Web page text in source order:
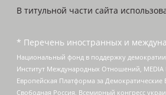
В титульной части сайта
* Перечень иностранных и
Национальный фонд в поддержку
Институт Международных Отношений, MEDIA
Европейская Платформа за
Свободная Россия, Всемирный конгресс